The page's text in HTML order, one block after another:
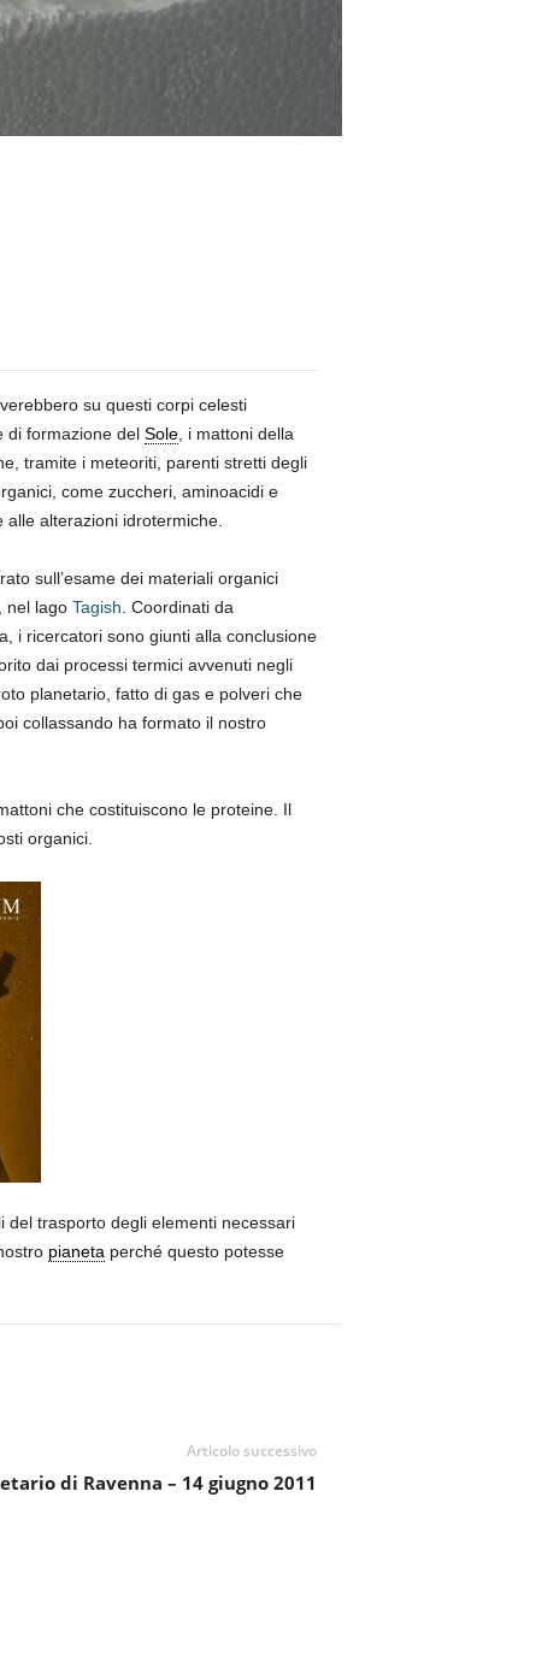
su questi corpi celesti
di formazione del Sole, i mattoni della
tramite i meteoriti, parenti stretti degli
come zuccheri, aminoacidi e
alterazioni idrotermiche.
sull’esame dei materiali organici
nel lago Tagish . Coordinati da
i ricercatori sono giunti alla conclusione
dai processi termici avvenuti negli
planetario, fatto di gas e polveri che
collassando ha formato il nostro
che costituiscono le proteine. Il
organici.
del trasporto degli elementi necessari
pianeta perché questo potesse
Articolo successivo
di Ravenna – 14 giugno 2011